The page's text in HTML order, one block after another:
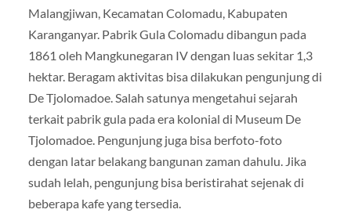
Malangjiwan, Kecamatan Colomadu, Kabupaten
Karanganyar. Pabrik Gula Colomadu dibangun pada
1861 oleh Mangkunegaran IV dengan luas sekitar 1,3
hektar. Beragam aktivitas bisa dilakukan pengunjung di
De Tjolomadoe. Salah satunya mengetahui sejarah
terkait pabrik gula pada era kolonial di Museum De
Tjolomadoe. Pengunjung juga bisa berfoto-foto
dengan latar belakang bangunan zaman dahulu. Jika
sudah lelah, pengunjung bisa beristirahat sejenak di
beberapa kafe yang tersedia.